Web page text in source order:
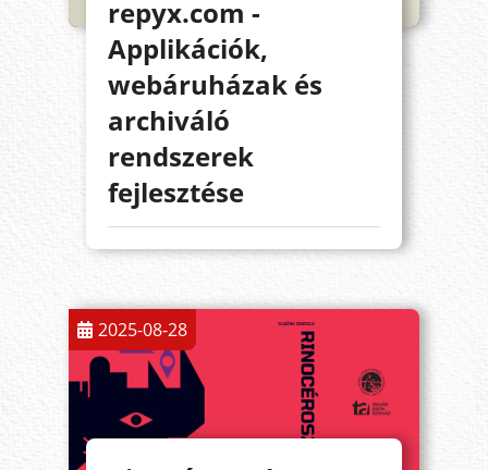
repyx.com -
Applikációk,
webáruházak és
archiváló
rendszerek
fejlesztése
2025-08-28